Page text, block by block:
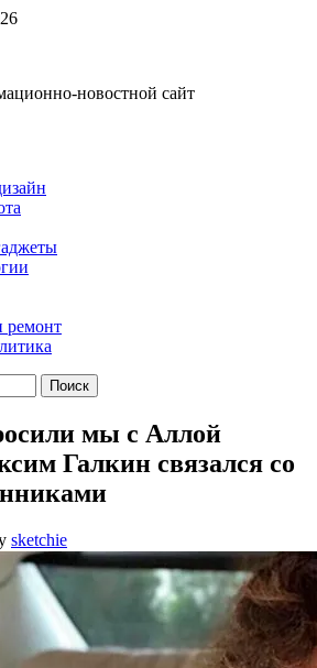
новостной сайт
ремонт
мы с Аллой
Галкин связался со
sketchie